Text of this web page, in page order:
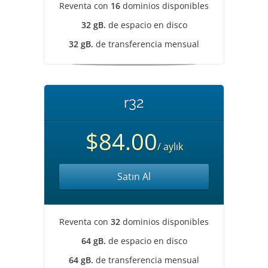
Reventa con 16 dominios disponibles
32 gB. de espacio en disco
32 gB. de transferencia mensual
r32
$84.00/ aylık
Satın Al
Reventa con 32 dominios disponibles
64 gB. de espacio en disco
64 gB. de transferencia mensual